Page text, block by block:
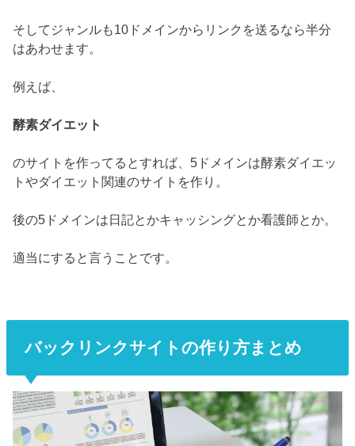
そしてジャンルも10ドメインからリンクを送るなら半分
はあわせます。
例えば、
酵素ダイエット
のサイトを作ってるとすれば、5ドメインは酵素ダイエッ
トやダイエット関連のサイトを作り。
後の5ドメインは日記とかキャッシングとか看護師とか。
適当にすると言うことです。
バックリンクサイトの作り方まとめ